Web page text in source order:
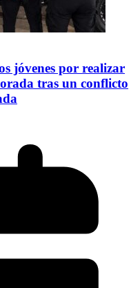
jóvenes por realizar
tras un conflicto